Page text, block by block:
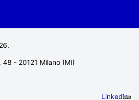
- 20121 Milano (MI)
Linkedin